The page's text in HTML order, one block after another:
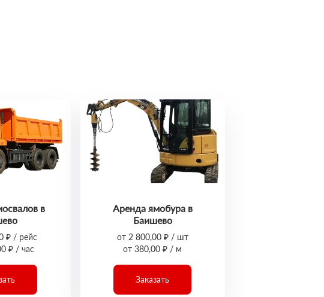
в
₽ / рейс
₽ / час
Аренда ямобура в
Баишево
от 2 800,00 ₽ / шт
от 380,00 ₽ / м
Заказать